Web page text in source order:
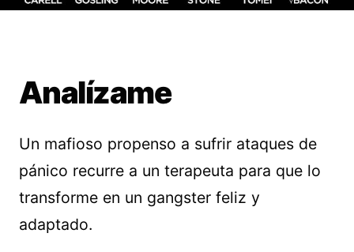
Analízame
Un mafioso propenso a sufrir ataques de
pánico recurre a un terapeuta para que lo
transforme en un gangster feliz y
adaptado.